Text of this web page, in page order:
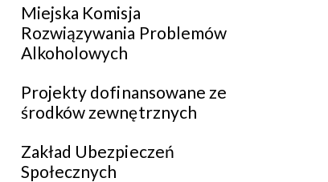
Miejska Komisja
Rozwiązywania Problemów
Alkoholowych
Projekty dofinansowane ze
środków zewnętrznych
Zakład Ubezpieczeń
Społecznych